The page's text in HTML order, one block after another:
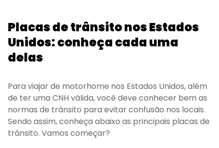
Placas de trânsito nos Estados
Unidos: conheça cada uma
delas
Para viajar de motorhome nos Estados Unidos, além
de ter uma CNH válida, você deve conhecer bem as
normas de trânsito para evitar confusão nos locais.
Sendo assim, conheça abaixo as principais placas de
trânsito. Vamos começar?